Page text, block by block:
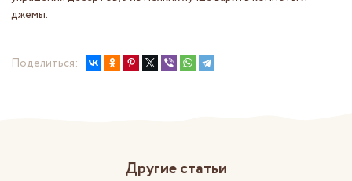
джемы.
Поделиться:
Другие статьи